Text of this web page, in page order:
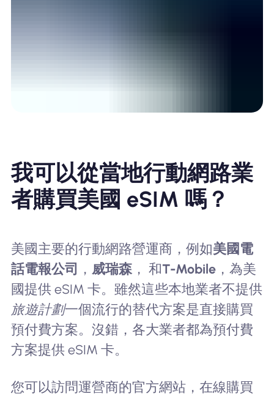
我可以從當地行動網路業
者購買美國 eSIM 嗎？
美國主要的行動網路營運商，例如美國電
話電報公司 ， 威瑞森， 和T-Mobile，為美
國提供 eSIM 卡。雖然這些本地業者不提供
旅遊計劃一個流行的替代方案是直接購買
預付費方案。沒錯，各大業者都為預付費
方案提供 eSIM 卡。
您可以訪問運營商的官方網站，在線購買